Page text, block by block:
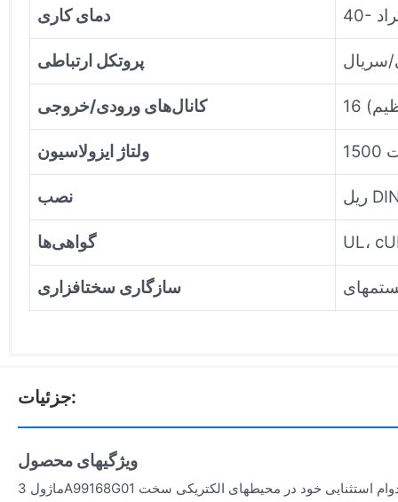
دمای کاری
پروتکل ارتباطی
کانال‌های ورودی/خروجی
ولتاژ ایزولاسیون
نصب
گواهی‌ها
سازگاری سختافزاری
جزئیات:
ویژگیهای محصول
ماژول 3A99168G01 به دلیل طراحی مستحکم و دوام استثنایی خود در محیطهای الکتریکی سخت